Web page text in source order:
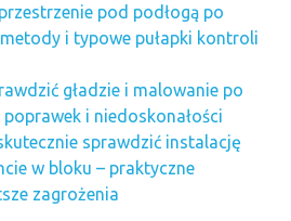
pod podłogą po
i typowe pułapki kontroli
gładzie i malowanie po
i niedoskonałości
sprawdzić instalację
w bloku – praktyczne
zagrożenia